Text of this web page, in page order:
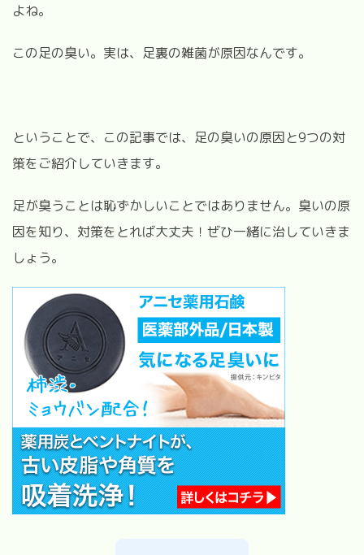
よね。
この足の臭い。実は、足裏の雑菌が原因なんです。
ということで、この記事では、足の臭いの原因と9つの対
策をご紹介していきます。
足が臭うことは恥ずかしいことではありません。 臭いの原
因を知り、対策をとれば大丈夫！ ぜひ一緒に治していきま
しょう。